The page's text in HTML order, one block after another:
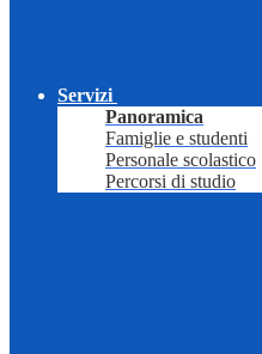
Servizi
Panoramica
Famiglie e studenti
Personale scolastico
Percorsi di studio